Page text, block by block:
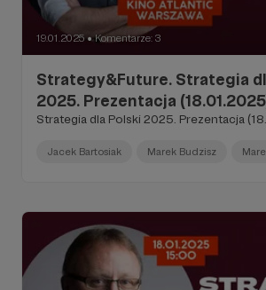
19.01.2025 ● Komentarze: 3
Strategy&Future. Strategia
2025. Prezentacja
Strategia dla Polski 2025. Prezentacja
Jacek Bartosiak Marek Budzisz